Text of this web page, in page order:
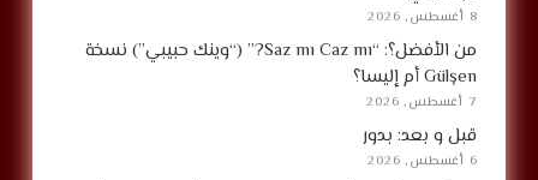
8 أغسطس, 2026
من الأفضل؟: “Saz mı Caz mı?” (“وينك حبيبي”) نسخة
Gülşen أم إليسا؟
7 أغسطس, 2026
قبل و بعد: بدور
6 أغسطس, 2026